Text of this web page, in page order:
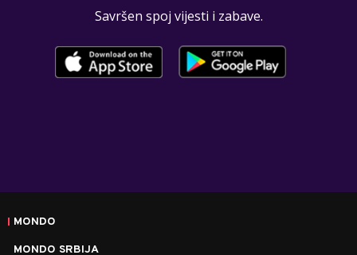
Savršen spoj vijesti i zabave.
MONDO
MONDO SRBIJA